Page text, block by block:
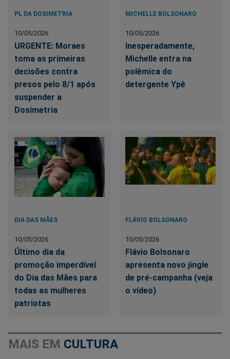
PL DA DOSIMETRIA
10/05/2026
URGENTE: Moraes
toma as primeiras
decisões contra
presos pelo 8/1 após
suspender a
Dosimetria
MICHELLE BOLSONARO
10/05/2026
Inesperadamente,
Michelle entra na
polêmica do
detergente Ypê
DIA DAS MÃES
10/05/2026
Último dia da
promoção imperdível
do Dia das Mães para
todas as mulheres
patriotas
FLÁVIO BOLSONARO
10/05/2026
Flávio Bolsonaro
apresenta novo jingle
de pré-campanha (veja
o vídeo)
MAIS EM CULTURA